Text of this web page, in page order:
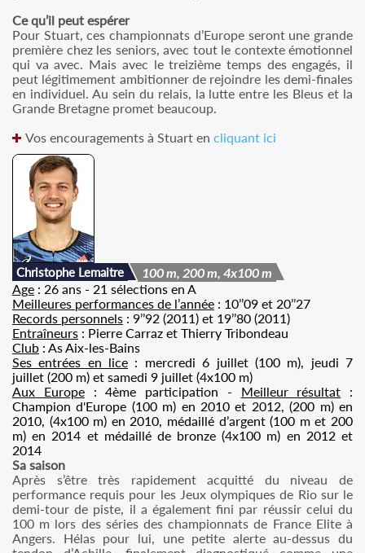
Ce qu’il peut espérer
Pour Stuart, ces championnats d’Europe seront une grande
première chez les seniors, avec tout le contexte émotionnel
qui va avec. Mais avec le treizième temps des engagés, il
peut légitimement ambitionner de rejoindre les demi-finales
en individuel. Au sein du relais, la lutte entre les Bleus et la
Grande Bretagne promet beaucoup.
Vos encouragements à Stuart en cliquant ici
Christophe Lemaitre
100 m, 200 m, 4x100 m
Age : 26 ans - 21 sélections en A
Meilleures performances de l’année : 10’’09 et 20’’27
Records personnels : 9’’92 (2011) et 19’’80 (2011)
Entraîneurs : Pierre Carraz et Thierry Tribondeau
Club : As Aix-les-Bains
Ses entrées en lice : mercredi 6 juillet (100 m), jeudi 7
juillet (200 m) et samedi 9 juillet (4x100 m)
Aux Europe: 4ème participation - Meilleur résultat :
Champion d'Europe (100 m) en 2010 et 2012, (200 m) en
2010, (4x100 m) en 2010, médaillé d’argent (100 m et 200
m) en 2014 et médaillé de bronze (4x100 m) en 2012 et
2014
Sa saison
Après s’être très rapidement acquitté du niveau de
performance requis pour les Jeux olympiques de Rio sur le
demi-tour de piste, il a également fini par réussir celui du
100 m lors des séries des championnats de France Elite à
Angers. Hélas pour lui, une petite alerte au-dessus du